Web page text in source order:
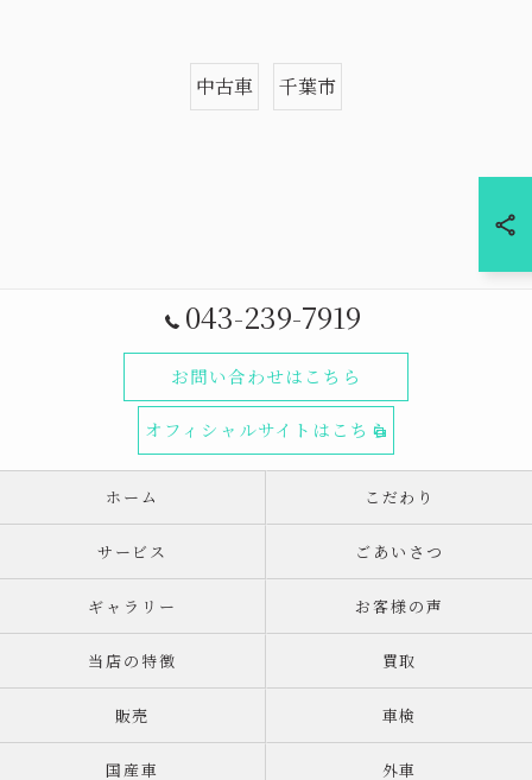
中古車 千葉市
043-239-7919
お問い合わせはこちら
オフィシャルサイトはこちら
ホーム こだわり
サービス ごあいさつ
ギャラリー お客様の声
当店の特徴 買取
販売 車検
国産車 外車